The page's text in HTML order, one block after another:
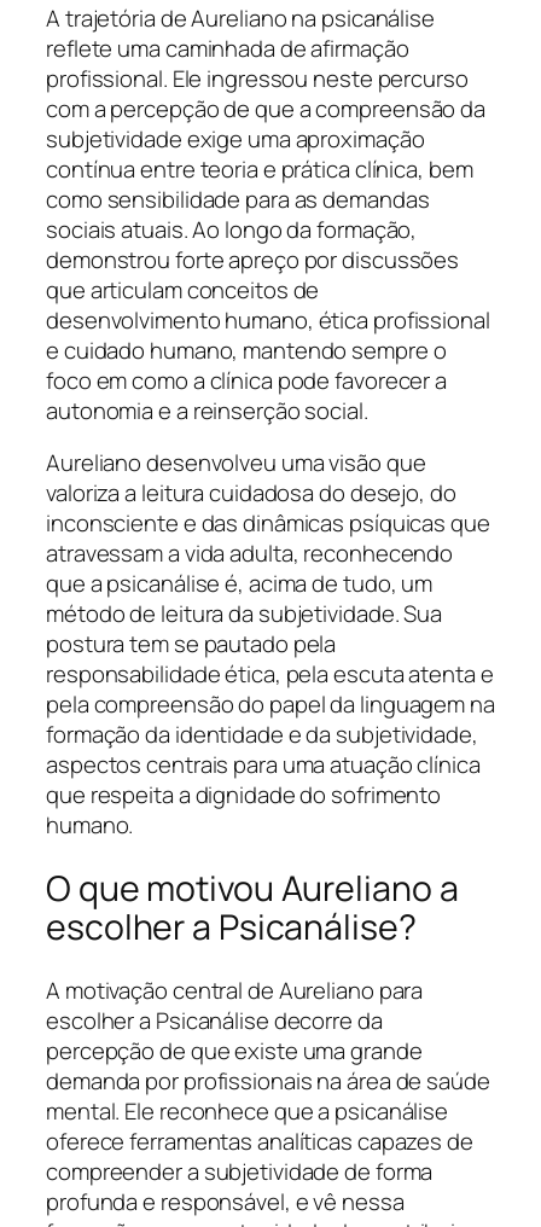
A trajetória de Aureliano na psicanálise
reflete uma caminhada de afirmação
profissional. Ele ingressou neste percurso
com a percepção de que a compreensão da
subjetividade exige uma aproximação
contínua entre teoria e prática clínica, bem
como sensibilidade para as demandas
sociais atuais. Ao longo da formação,
demonstrou forte apreço por discussões
que articulam conceitos de
desenvolvimento humano, ética profissional
e cuidado humano, mantendo sempre o
foco em como a clínica pode favorecer a
autonomia e a reinserção social.
Aureliano desenvolveu uma visão que
valoriza a leitura cuidadosa do desejo, do
inconsciente e das dinâmicas psíquicas que
atravessam a vida adulta, reconhecendo
que a psicanálise é, acima de tudo, um
método de leitura da subjetividade. Sua
postura tem se pautado pela
responsabilidade ética, pela escuta atenta e
pela compreensão do papel da linguagem na
formação da identidade e da subjetividade,
aspectos centrais para uma atuação clínica
que respeita a dignidade do sofrimento
humano.
O que motivou Aureliano a
escolher a Psicanálise?
A motivação central de Aureliano para
escolher a Psicanálise decorre da
percepção de que existe uma grande
demanda por profissionais na área de saúde
mental. Ele reconhece que a psicanálise
oferece ferramentas analíticas capazes de
compreender a subjetividade de forma
profunda e responsável, e vê nessa